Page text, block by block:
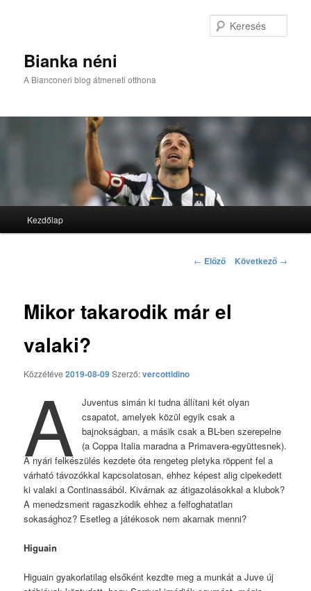
Bianka néni
A Bianconeri blog átmeneti otthona
Tovább az elsődleges tartalomra
Tovább a másodlagos tartalomra
Kezdőlap
Bejegyzés navigáció
← Előző Következő →
Mikor takarodik már el
valaki?
Közzétéve2019-08-09Szerző:vercottidino
A
Juventus simán ki tudna állítani két olyan
csapatot, amelyek közül egyik csak a
bajnokságban, a másik csak a BL-ben szerepelne
(a Coppa Italia maradna a Primavera-együttesnek).
A nyári felkészülés kezdete óta rengeteg pletyka röppent fel a
várható távozókkal kapcsolatosan, ehhez képest alig cipekedett
ki valaki a Continassából. Kivárnak az átigazolásokkal a klubok?
A menedzsment ragaszkodik ehhez a felfoghatatlan
sokasághoz? Esetleg a játékosok nem akarnak menni?
Higuain
Higuain gyakorlatilag elsőként kezdte meg a munkát a Juve új